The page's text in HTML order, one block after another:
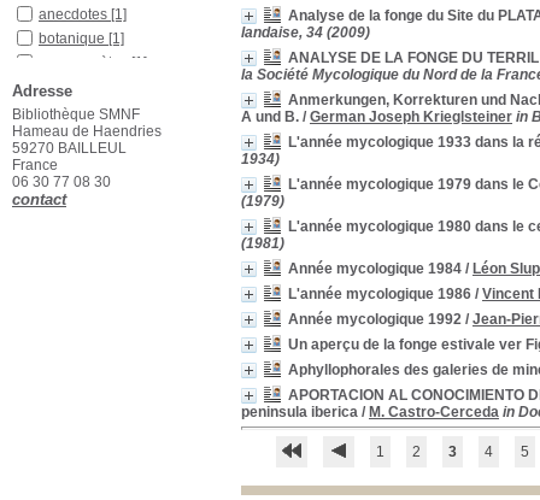
Analyse de la fonge du Site du
landaise, 34 (2009)
ANALYSE DE LA FONGE DU
la Société Mycologique du Nord de la
Anmerkungen, Korrekturen und
A und B. / German Joseph Krieglsteiner in
L'année mycologique 1933 dans la
1934)
L'année mycologique 1979 dans le
(1979)
L'année mycologique 1980 dans le
(1981)
Année mycologique 1984 / Léon
L'année mycologique 1986 / Vincent
Année mycologique 1992 / Jean-
Un aperçu de la fonge estivale ver
Aphyllophorales des galeries de
APORTACION AL CONOCIMIENTO
peninsula iberica / M. Castro-Cerceda in
1 2 3 4 5
anecdotes [1]
botanique [1]
myxomycètes [1]
Pratique du terrain
Localisation
Bibliothèque SMNF
Bureau SMNF 2
Section
Bulletin
Adresse
Bibliothèque SMNF
Hameau de Haendries
59270 BAILLEUL
France
06 30 77 08 30
contact